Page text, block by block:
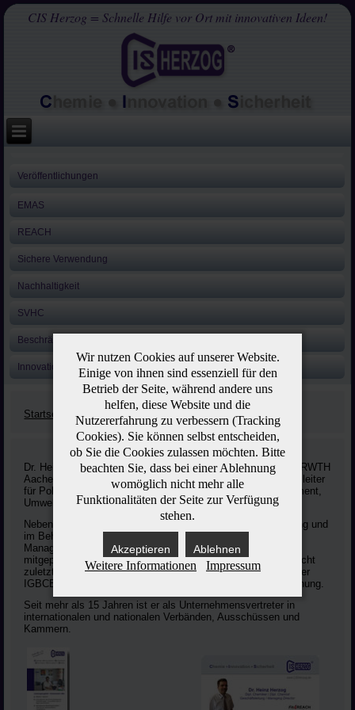
CIS Herzog = Schnelle Hilfe vor Ort mit innovativen Ideen!
Veröffentlichungen
EMAS
REACH
Sichere Verwendung
Nachhaltigkeit
SVHC
Beschränkung
Innovation
Startseite Über uns
Dr. Heinz Herzog war nach dem Studium der Chemie an der RWTH
Aachen bei der CWS Lackfabrik als Labor- und Entwicklungsleiter
für Polymere und danach als Prokurist für Qualitätsmanagement,
Umwelt- und Arbeitsschutz tätig.
Neben langjähriger Erfahrung in der Unternehmensentwicklung und
im Behördenmanagement hat Dr. Herzog insbesondere im
Management der CWS die Weiterentwicklung nachhaltig
mitgeprägt (u.a. durch Zertifizierungen und Validierungen). Nicht
zuletzt erhielt die CWS den Umweltpreis Responsible Care der
IGBCE 2001. 2005 führten die Aktivitäten zur Ethikauszeichnung.
Seit mehr als 15 Jahren ist er als Unternehmensvertreter in
internationalen und nationalen Verbänden, Ausschüssen und
Kammern.
Wir nutzen Cookies auf unserer Website.
Einige von ihnen sind essenziell für den
Betrieb der Seite, während andere uns
helfen, diese Website und die
Nutzererfahrung zu verbessern (Tracking
Cookies). Sie können selbst entscheiden,
ob Sie die Cookies zulassen möchten. Bitte
beachten Sie, dass bei einer Ablehnung
womöglich nicht mehr alle
Funktionalitäten der Seite zur Verfügung
stehen.
Akzeptieren Ablehnen
Weitere Informationen Impressum